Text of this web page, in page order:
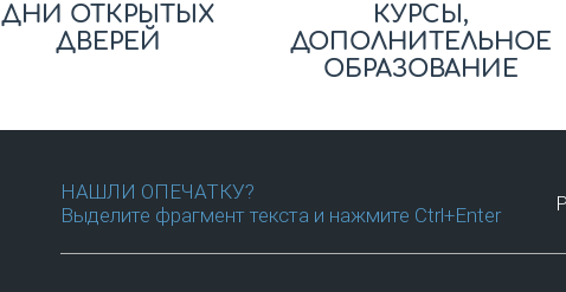
ДНИ ОТКРЫТЫХ
ДВЕРЕЙ
КУРСЫ,
ДОПОЛНИТЕЛЬНОЕ
ОБРАЗОВАНИЕ
НАШЛИ ОПЕЧАТКУ?
Выделите фрагмент текста и нажмите Ctrl+Enter